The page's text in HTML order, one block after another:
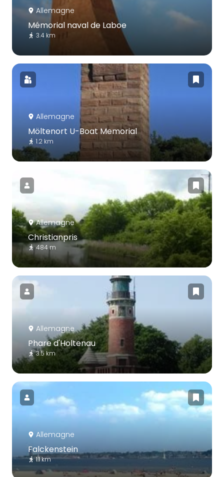
Allemagne
Mémorial naval de Laboe
3.4 km
Allemagne
Möltenort U-Boat Memorial
1.2 km
Allemagne
Christianpris
484 m
Allemagne
Phare d'Holtenau
3.5 km
Allemagne
Falckenstein
1.1 km